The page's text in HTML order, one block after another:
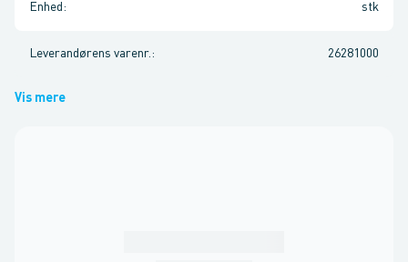
Enhed : stk
Leverandørens varenr. : 26281000
Vis mere